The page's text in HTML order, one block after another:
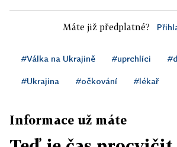
Máte již předplatné?
#Válka na Ukrajině #uprchlíci
#Ukrajina #očkování #lékař
Informace už máte